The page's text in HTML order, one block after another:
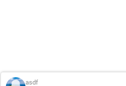
asdf